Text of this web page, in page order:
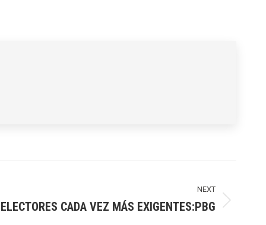
NEXT
ELECTORES CADA VEZ MÁS EXIGENTES:PBG